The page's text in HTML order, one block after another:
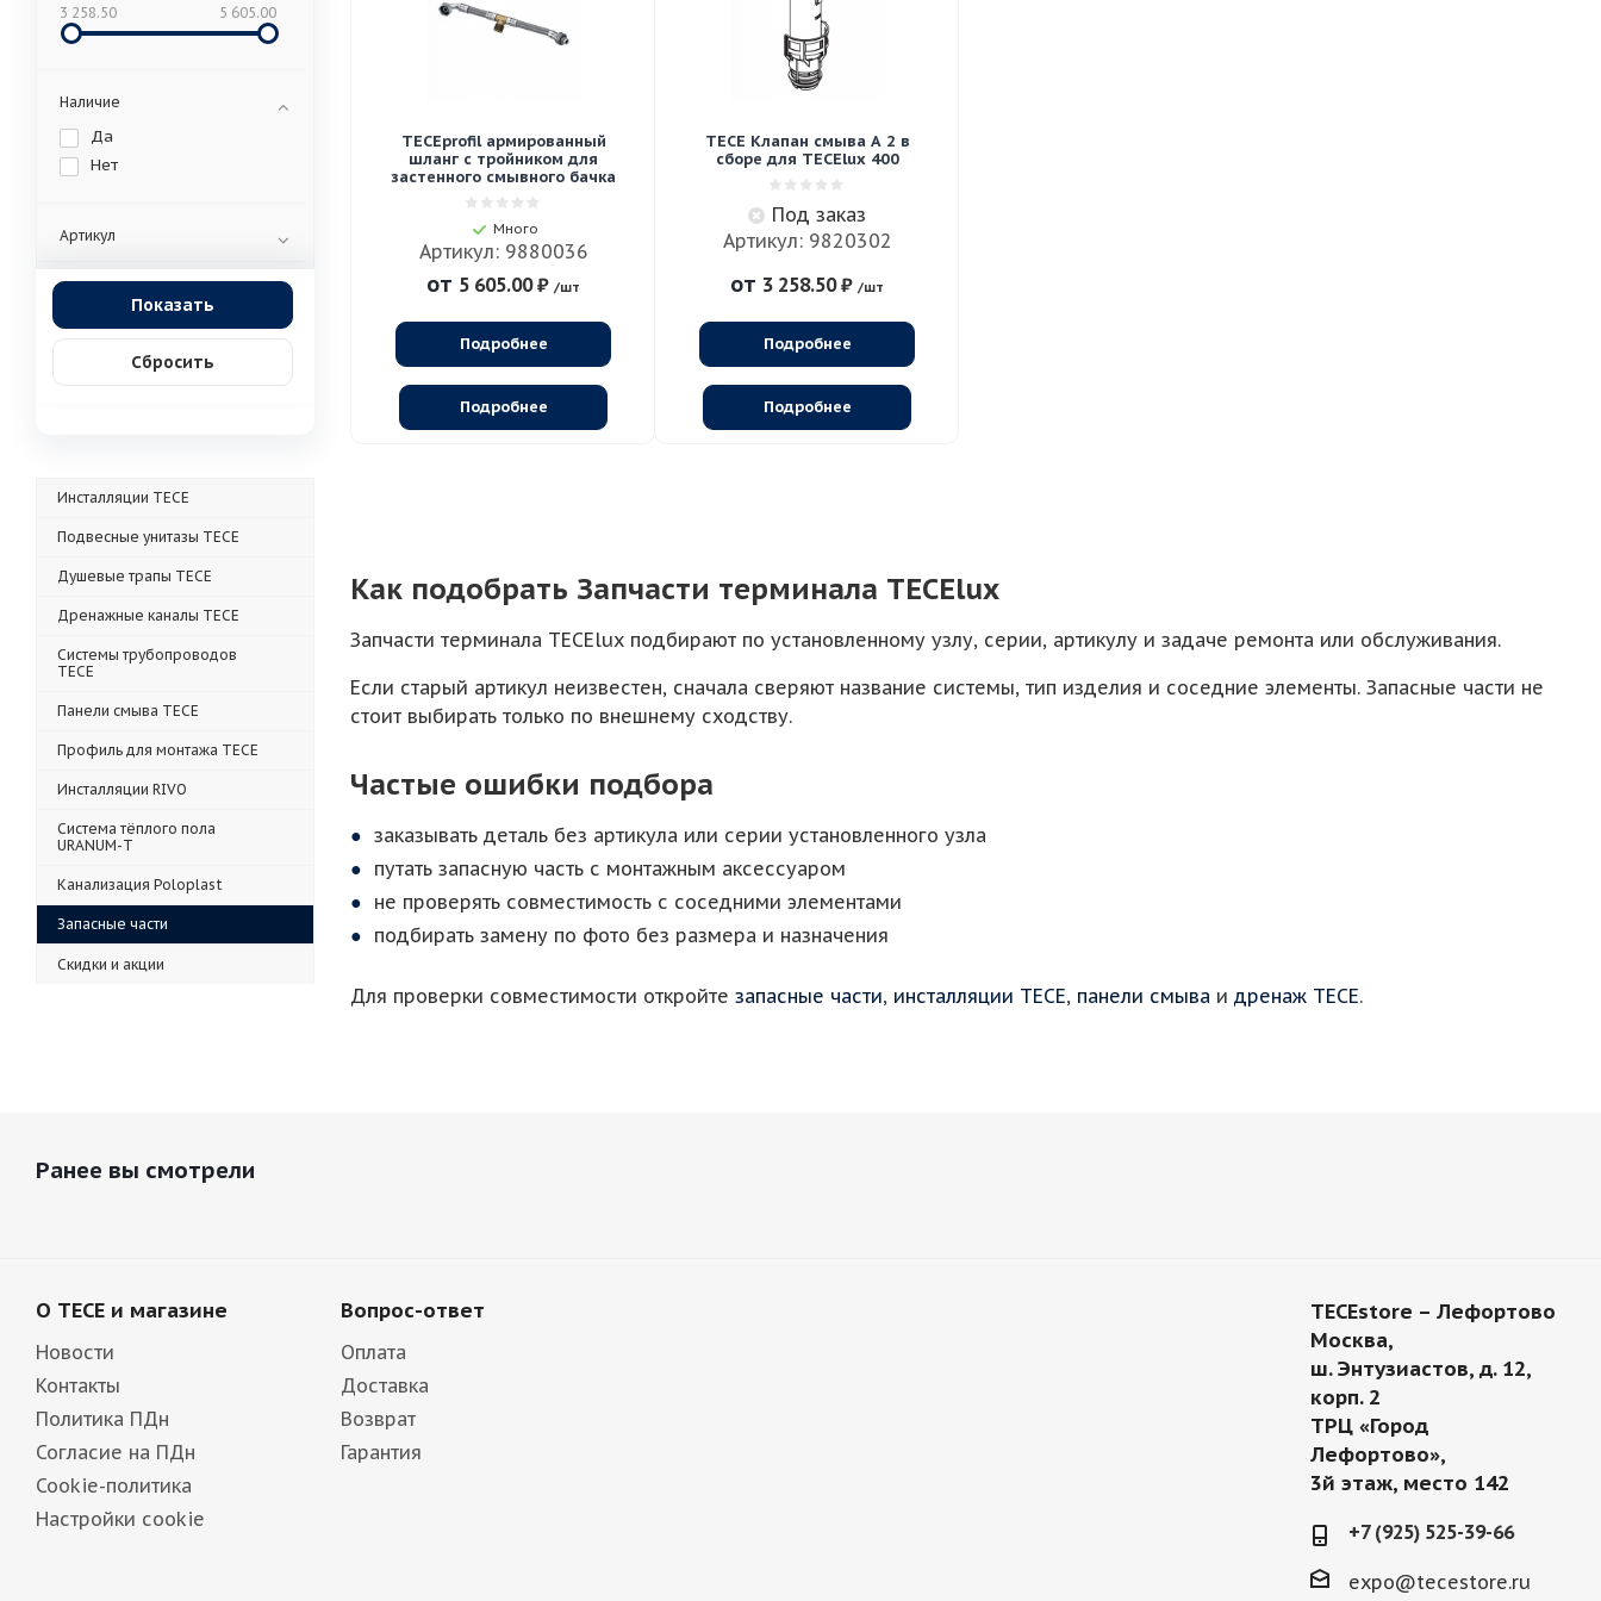
Скидки и акции
Инсталляции TECE
Подвесные унитазы TECE
Душевые трапы TECE
Дренажные каналы TECE
Системы трубопроводов
TECE
Панели смыва TECE
Профиль для монтажа TECE
Инсталляции RIVO
Система тёплого пола
URANUM-T
Канализация Poloplast
Запасные части
3 258.50 5 605.00
Наличие
Да
Нет
Артикул
Сбросить
TECEprofil армированный
шланг с тройником для
застенного смывного бачка
Много
Артикул: 9880036
от 5 605.00 ₽ /шт
Подробнее
Подробнее
TECE Клапан смыва A 2 в
сборе для TECElux 400
Под заказ
Артикул: 9820302
от 3 258.50 ₽ /шт
Подробнее
Подробнее
Как подобрать Запчасти терминала TECElux
Запчасти терминала TECElux подбирают по установленному узлу, серии, артикулу и задаче ремонта или обслуживания.
Если старый артикул неизвестен, сначала сверяют название системы, тип изделия и соседние элементы. Запасные части не
стоит выбирать только по внешнему сходству.
Частые ошибки подбора
заказывать деталь без артикула или серии установленного узла
путать запасную часть с монтажным аксессуаром
не проверять совместимость с соседними элементами
подбирать замену по фото без размера и назначения
Для проверки совместимости откройте запасные части, инсталляции TECE, панели смыва и дренаж TECE.
Ранее вы смотрели
О TECE и магазине
Новости
Контакты
Политика ПДн
Согласие на ПДн
Cookie-политика
Настройки cookie
Вопрос-ответ
Оплата
Доставка
Возврат
Гарантия
TECEstore – Лефортово
Москва,
ш. Энтузиастов, д. 12,
корп. 2
ТРЦ «Город
Лефортово»,
3й этаж, место 142
+7 (925) 525-39-66
expo@tecestore.ru